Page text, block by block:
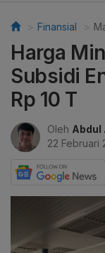
Finansial
Harga
Subsidi
Rp 10 T
Oleh Abdul
22 Februari